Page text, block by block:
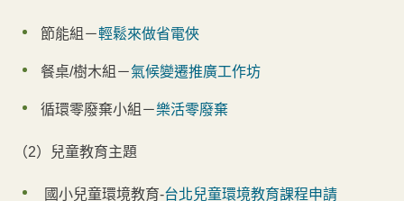
節能組－輕鬆來做省電俠
餐桌/樹木組－氣候變遷推廣工作坊
循環零廢棄小組－樂活零廢棄
（2）兒童教育主題
國小兒童環境教育-台北兒童環境教育課程申請